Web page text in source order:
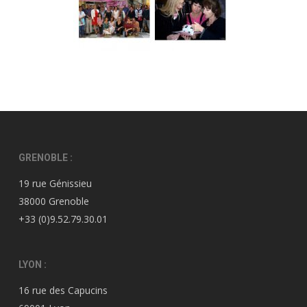
GRENOBLE :
19 rue Génissieu
38000 Grenoble
+33 (0)9.52.79.30.01
LYON :
16 rue des Capucins